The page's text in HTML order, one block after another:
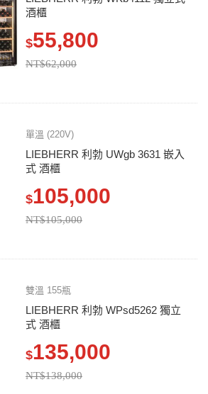
酒櫃
$55,800
NT$62,000
單溫 (220V)
LIEBHERR 利勃 UWgb 3631 嵌入
式 酒櫃
$105,000
NT$105,000
雙溫 155瓶
LIEBHERR 利勃 WPsd5262 獨立
式 酒櫃
$135,000
NT$138,000